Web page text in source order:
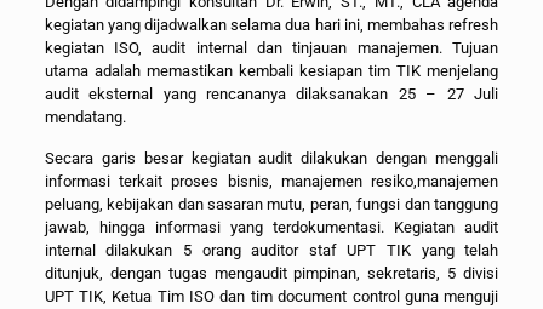
kegiatan yang dijadwalkan selama dua hari ini, membahas refresh
kegiatan ISO, audit internal dan tinjauan manajemen. Tujuan
utama adalah memastikan kembali kesiapan tim TIK menjelang
audit eksternal yang rencananya dilaksanakan 25 – 27 Juli
mendatang.
Secara garis besar kegiatan audit dilakukan dengan menggali
informasi terkait proses bisnis, manajemen resiko,manajemen
peluang, kebijakan dan sasaran mutu, peran, fungsi dan tanggung
jawab, hingga informasi yang terdokumentasi. Kegiatan audit
internal dilakukan 5 orang auditor staf UPT TIK yang telah
ditunjuk, dengan tugas mengaudit pimpinan, sekretaris, 5 divisi
UPT TIK, Ketua Tim ISO dan tim document control guna menguji